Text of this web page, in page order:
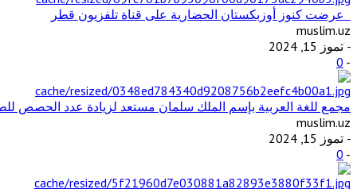
عرضت كنوز أوزبكستان الحضارية على قناة تلفزيون قطر
muslim.uz
- تموز 15, 2024
-
0
مجمع للغة العربية بإسم الملك سلمان مستعد لزيادة عدد الحصص
muslim.uz
- تموز 15, 2024
-
0